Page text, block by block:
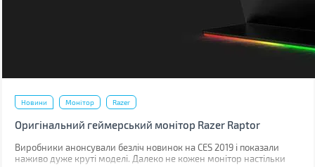
Новини Монітор Razer
Оригінальний геймерський монітор Razer Raptor
Виробники анонсували безліч новинок на CES 2019 і показали
наживо дуже круті моделі. Далеко не кожен монітор настільки